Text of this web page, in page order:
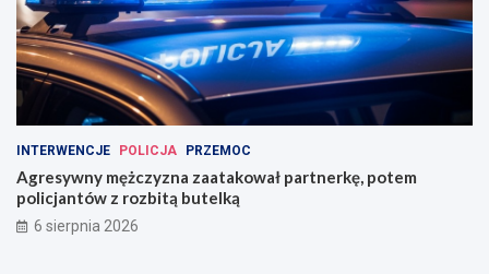
INTERWENCJE POLICJA PRZEMOC
Agresywny mężczyzna zaatakował partnerkę, potem
policjantów z rozbitą butelką
6 sierpnia 2026